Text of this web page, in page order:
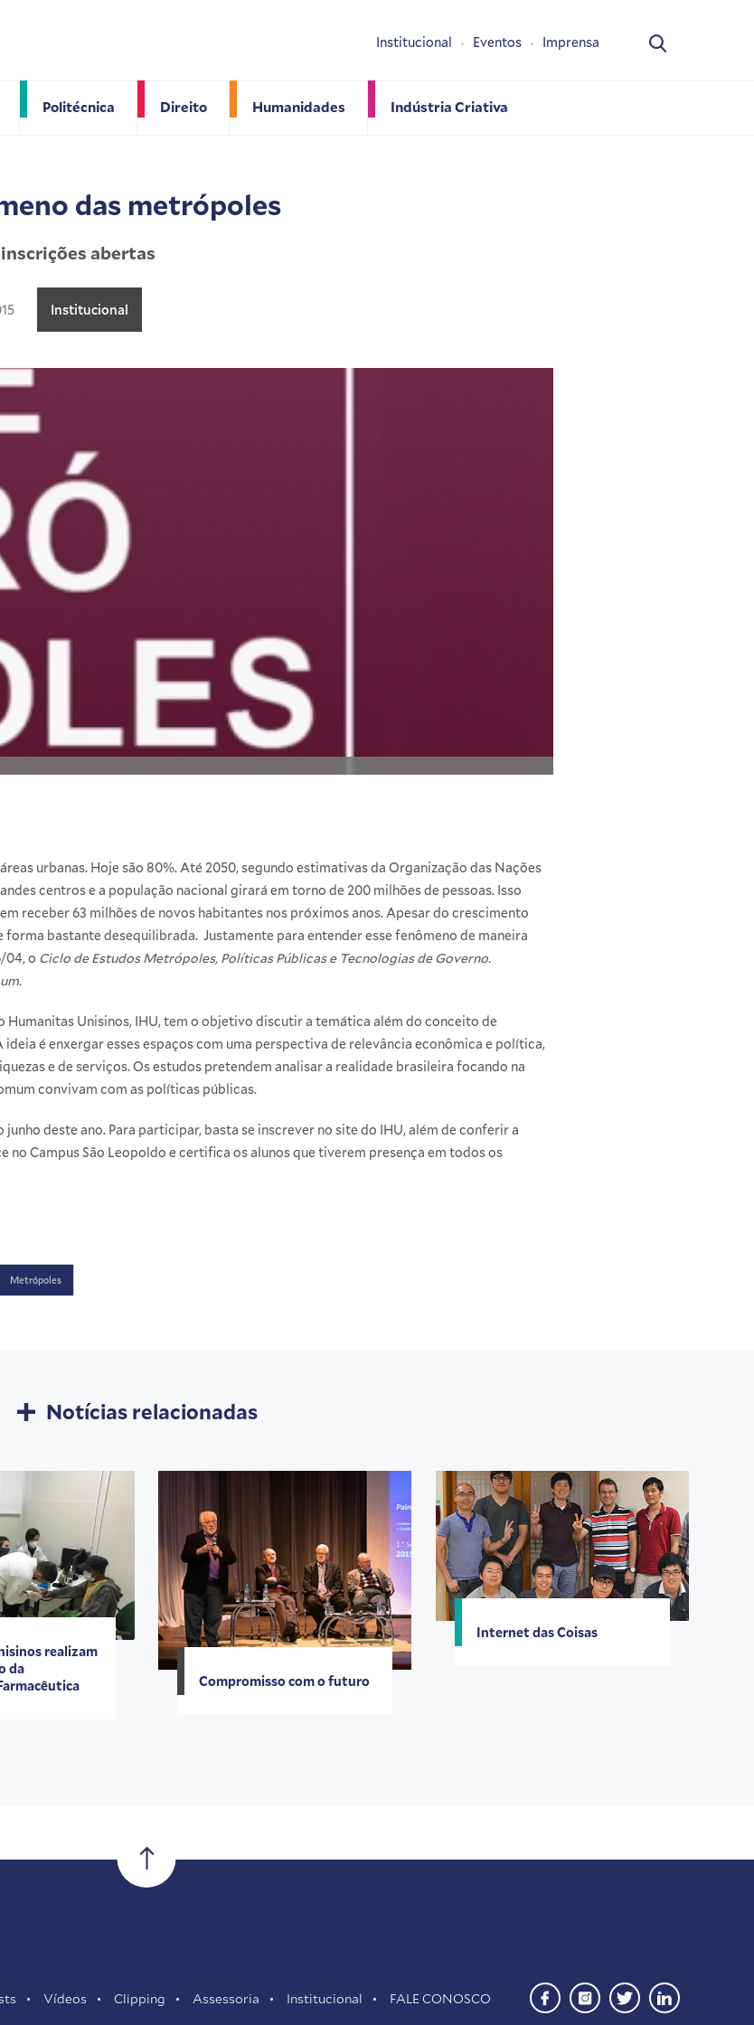
Politécnica Direito Humanidades Indústria Criativa
Institucional Eventos Imprensa
das metrópoles
abertas
Institucional
urbanas. Hoje são 80%. Até 2050, segundo estimativas da Organização das Nações
centros e a população nacional girará em torno de 200 milhões de pessoas. Isso
receber 63 milhões de novos habitantes nos próximos anos. Apesar do crescimento
bastante desequilibrada. Justamente para entender esse fenômeno de maneira
04, o Ciclo de Estudos Metrópoles, Políticas Públicas e Tecnologias de Governo.
Humanitas Unisinos, IHU, tem o objetivo discutir a temática além do conceito de
é enxergar esses espaços com uma perspectiva de relevância econômica e política,
e de serviços. Os estudos pretendem analisar a realidade brasileira focando na
convivam com as políticas públicas.
deste ano. Para participar, basta se inscrever no site do IHU, além de conferir a
Campus São Leopoldo e certifica os alunos que tiverem presença em todos os
Metrópoles
Notícias relacionadas
realizam
da
Compromisso com o futuro
Internet das Coisas
Vídeos Clipping Assessoria Institucional FALE CONOSCO